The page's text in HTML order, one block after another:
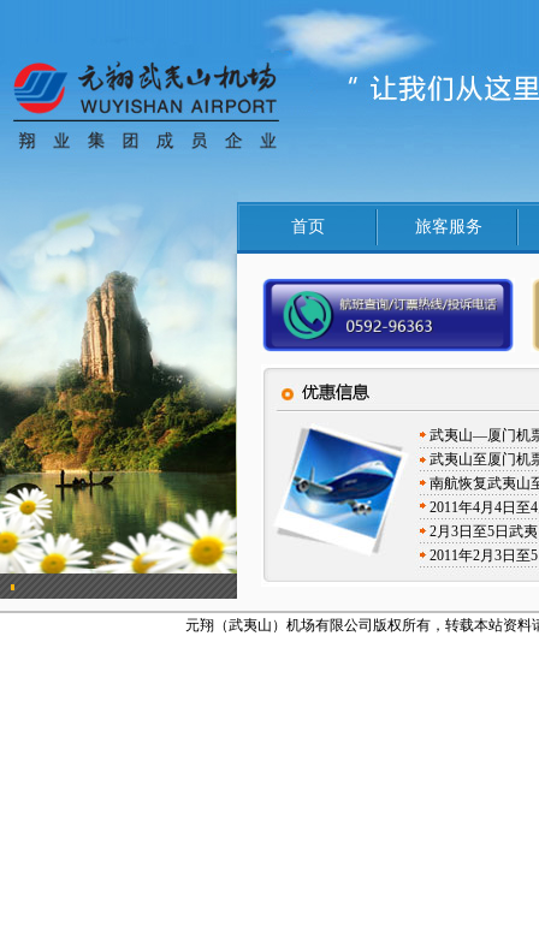
首页 旅客服务
武夷山—厦门机
武夷山至厦门机
南航恢复武夷山
2011年4月4日至
2月3日至5日武
2011年2月3日至
元翔（武夷山）机场有限公司版权所有，转载本站资